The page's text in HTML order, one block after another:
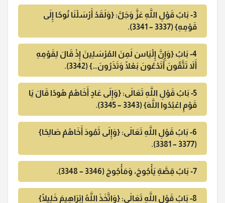
3- بَابُ قَوْلِ اللَّهِ عَزَّ وَجَلَّ: {وَلَقَدْ أَرْسَلْنَا نُوحًا إِلَى
قَوْمِهِ} (3337 – 3341).
4- بَابُ {وَإِنَّ إِلْيَاسَ لَمِنَ المُرْسَلِينَ إِذْ قَالَ لِقَوْمِهِ
أَلاَ تَتَّقُونَ أَتَدْعُونَ بَعْلًا وَتَذَرُونَ…} (3342).
5- بَابُ قَوْلِ اللَّهِ تَعَالَى: {وَإِلَى عَادٍ أَخَاهُمْ هُودًا قَالَ يَا
قَوْمِ اعْبُدُوا اللَّهَ} (3343 – 3345).
6- بَابُ قَوْلِ اللَّهِ تَعَالَى: {وَإِلَى ثَمُودَ أَخَاهُمْ صَالِحًا}
(3377 – 3381).
7- بَابُ قِصَّةِ يَأْجُوجَ، وَمَأْجُوجَ (3346 – 3348).
8- بَابُ قَوْلِ اللَّهِ تَعَالَى: {وَاتَّخَذَ اللَّهُ إِبْرَاهِيمَ خَلِيلًا}